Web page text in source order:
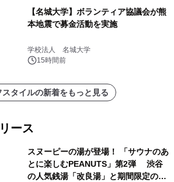
【名城大学】ボランティア協議会が熊
本地震で募金活動を実施
学校法人 名城大学
15時間前
スタイルの新着をもっと見る
ース
スヌーピーの湯が登場！ 「サウナのあ
とに楽しむPEANUTS」第2弾 渋谷
の人気銭湯「改良湯」と期間限定のコ